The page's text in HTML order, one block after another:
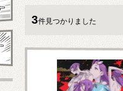
3件見つかりました